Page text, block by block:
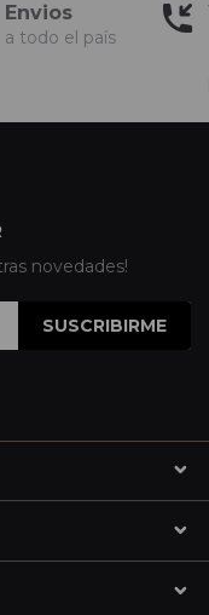
Envios
a todo el país
novedades!
SUSCRIBIRME